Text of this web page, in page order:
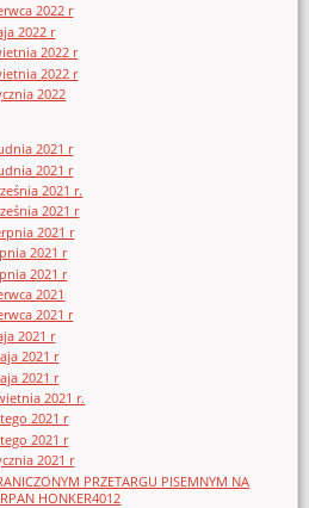
2022 r
2022 r
2022 r
2022 r
2022
2021 r
2021 r
2021 r.
2021 r
2021 r
2021 r
2021 r
2021
2021 r
2021 r
2021 r
2021 r
2021 r.
2021 r
2021 r
2021 r
PRZETARGU PISEMNYM NA
HONKER4012